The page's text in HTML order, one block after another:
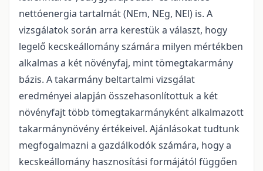
nettóenergia tartalmát (NEm, NEg, NEl) is. A
vizsgálatok során arra kerestük a választ, hogy
legelő kecskeállomány számára milyen mértékben
alkalmas a két növényfaj, mint tömegtakarmány
bázis. A takarmány beltartalmi vizsgálat
eredményei alapján összehasonlítottuk a két
növényfajt több tömegtakarmányként alkalmazott
takarmánynövény értékeivel. Ajánlásokat tudtunk
megfogalmazni a gazdálkodók számára, hogy a
kecskeállomány hasznosítási formájától függően